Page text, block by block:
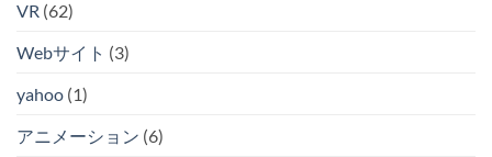
VR (62)
Webサイト (3)
yahoo (1)
アニメーション (6)